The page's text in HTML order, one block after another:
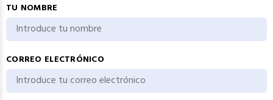
TU NOMBRE
CORREO ELECTRÓNICO